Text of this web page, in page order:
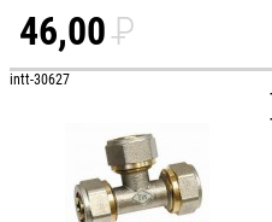
46,00P
УБ.
intt-30627